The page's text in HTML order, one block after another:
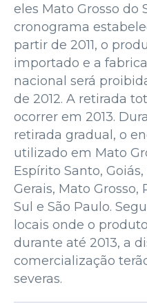
eles Mato Grosso do
cronograma
partir de 2011, o
importado e a
nacional será
de 2012. A retirada
ocorrer em 2013.
retirada gradual, o
utilizado em Mato
Espírito Santo,
Gerais, Mato Grosso,
Sul e São Paulo.
locais onde o
durante até 2013, a
comercialização
severas.